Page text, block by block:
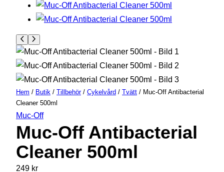
Hem / Butik / Tillbehör/ Cykelvård / Tvätt / Muc-Off Antibacterial
Cleaner 500ml
Muc-Off
Muc-Off Antibacterial
Cleaner 500ml
249 kr